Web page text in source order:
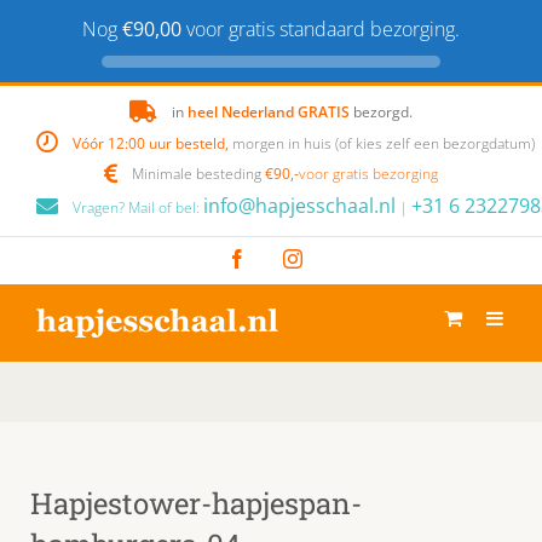
Nog€90,00voor gratis standaard bezorging.
content
in heel Nederland GRATIS bezorgd.
Vóór 12:00 uur besteld, morgen in huis (of kies zelf een bezorgdatum)
Minimale besteding€90,-voor gratis bezorging
Vragen? Mail of bel: info@hapjesschaal.nl | +31 6
FacebookInstagram
Hapjestower-hapjespan-